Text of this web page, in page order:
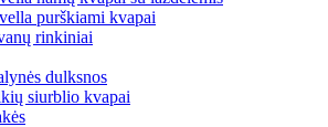
purškiami kvapai
rinkiniai
dulksnos
siurblio kvapai